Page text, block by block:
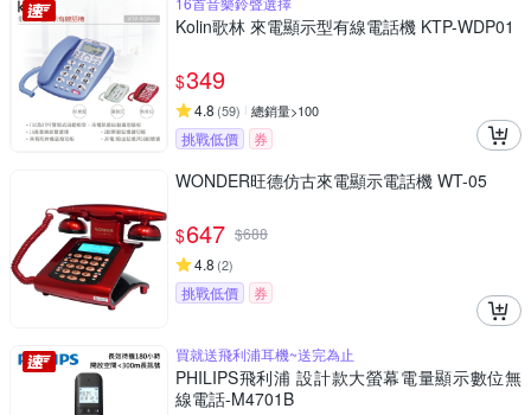
Kolin歌林 來電顯示型有線電話機 KTP-WDP01
$349
4.8 (59) 總銷量>100
挑戰低價 券
WONDER旺德仿古來電顯示電話機 WT-05
$647 $688
4.8 (2)
挑戰低價 券
買就送飛利浦耳機~送完為止
PHILIPS飛利浦 設計款大螢幕電量顯示數位無
線電話-M4701B